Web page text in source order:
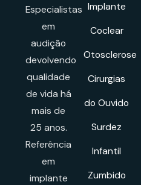
Especialistas
em
audição
devolvendo
qualidade
de vida há
mais de
25 anos.
Referência
em
implante
Implante
Coclear
Otosclerose
Cirurgias
do Ouvido
Surdez
Infantil
Zumbido